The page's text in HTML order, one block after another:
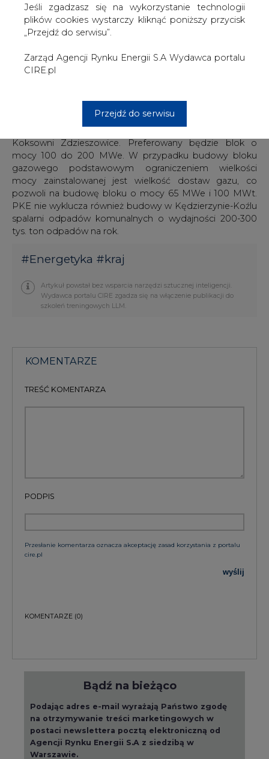
Jeśli zgadzasz się na wykorzystanie technologii
plików cookies wystarczy kliknąć poniższy przycisk
„Przejdź do serwisu”.
Zarząd Agencji Rynku Energii S.A Wydawca portalu
CIRE.pl
Przejdź do serwisu
W przypadku Elektrowni Blachownia celem jest budowa
wysokosprawnego źródła wytwarzania energii
elektrycznej funkcjonującego w oparciu o węgiel
bądź wykorzystującego technologię współspalania węgla
kamiennego z gazem koksowniczym, który może być
gazowego podstawowym ograniczeniem wielkości
pozwoli na budowę bloku o mocy 65 MWe i 100 MWt.
PKE nie wyklucza również budowy w Kędzierzynie-Koźlu
spalarni odpadów komunalnych o wydajności 200-300
tys. ton odpadów na rok.
#Energetyka #kraj
Artykuł powstał bez wsparcia narzędzi sztucznej inteligencji.
szkoleń treningowych LLM.
KOMENTARZE
Przesłanie komentarza oznacza akceptację zasad korzystania z portalu
Podając adres e-mail wyrażają Państwo zgodę
na otrzymywanie treści marketingowych w
postaci newslettera pocztą elektroniczną od
Agencji Rynku Energii S.A z siedzibą w
Warszawie.
ZAPISZ SIĘ DO NEWSLETTERA